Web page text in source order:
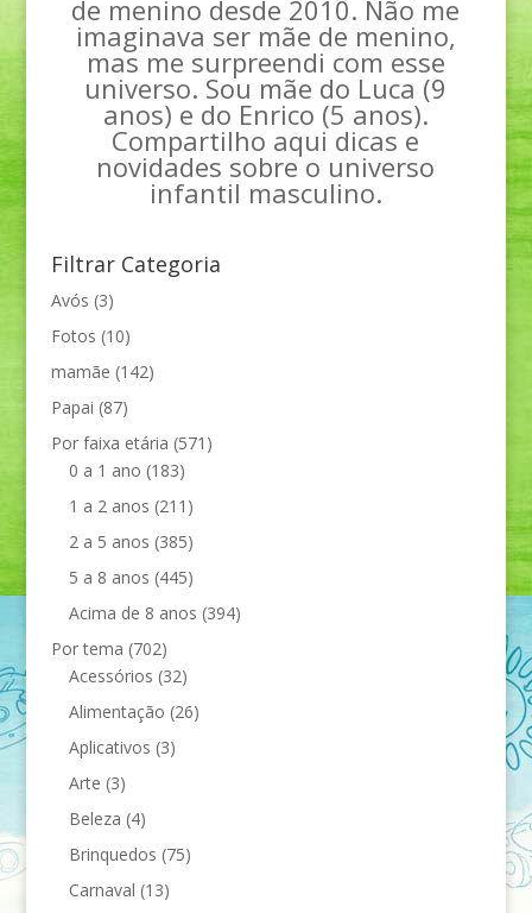
de menino desde 2010. Não me
imaginava ser mãe de menino,
mas me surpreendi com esse
universo. Sou mãe do Luca (9
anos) e do Enrico (5 anos).
Compartilho aqui dicas e
novidades sobre o universo
infantil masculino.
Filtrar Categoria
Avós (3)
Fotos (10)
mamãe (142)
Papai (87)
Por faixa etária (571)
0 a 1 ano (183)
1 a 2 anos (211)
2 a 5 anos (385)
5 a 8 anos (445)
Acima de 8 anos (394)
Por tema (702)
Acessórios (32)
Alimentação (26)
Aplicativos (3)
Arte (3)
Beleza (4)
Brinquedos (75)
Carnaval (13)